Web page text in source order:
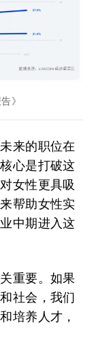
》
来的职位在
心是打破这
女性更具吸
帮助女性实
中期进入这
重要。如果
社会，我们
培养人才，